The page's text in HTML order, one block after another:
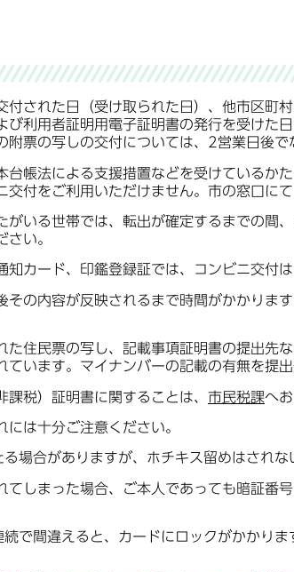
付された日（受け取られた日）、他市区町
び利用者証明用電子証明書の発行を受けた
附票の写しの交付については、2営業日後で
台帳法による支援措置などを受けているか
交付をご利用いただけません。市の窓口にて
がいる世帯では、転出が確定するまでの間
さい。
知カード、印鑑登録証では、コンビニ交付は
その内容が反映されるまで時間がかかりま
た住民票の写し、記載事項証明書の提出先
ています。マイナンバーの記載の有無を提
税）証明書に関することは、 市民税課へ
には十分ご注意ください。
場合がありますが、ホチキス留めはされな
てしまった場合、ご本人であっても暗証番
で間違えると、カードにロックがかかりま